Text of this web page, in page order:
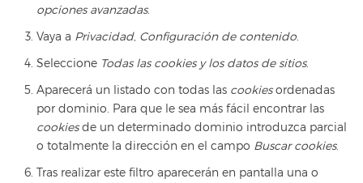
opciones avanzadas.
Vaya a Privacidad, Configuración de contenido
Seleccione Todas las cookiesy los datos de sitios.
Aparecerá un listado con todas las cookiesordenadas
por dominio. Para que le sea más fácil encontrar las
cookiesde un determinado dominio introduzca parcial
o totalmente la dirección en el campo Buscar cookies.
Tras realizar este filtro aparecerán en pantalla una o